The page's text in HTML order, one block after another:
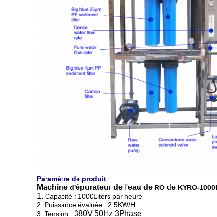
Paramètre de produit
Machine d'épurateur de l'eau de RO de KYRO-
1. Capacité : 1000Liters par heure
2. Puissance évaluée : 2.5KW/H
3. Tension : 380V 50Hz 3Phase